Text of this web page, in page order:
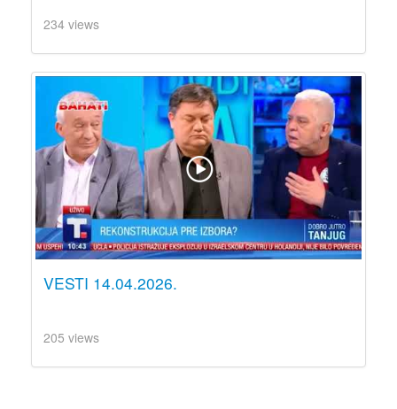
234 views
VESTI 14.04.2026.
205 views